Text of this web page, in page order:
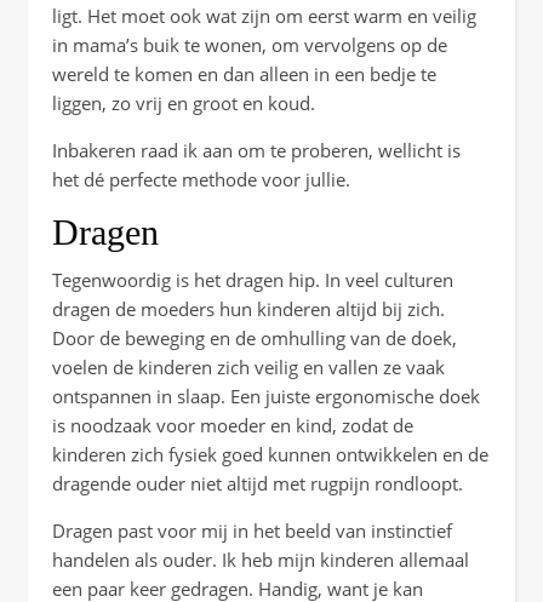
ligt. Het moet ook wat zijn om eerst warm en veilig
in mama’s buik te wonen, om vervolgens op de
wereld te komen en dan alleen in een bedje te
liggen, zo vrij en groot en koud.
Inbakeren raad ik aan om te proberen, wellicht is
het dé perfecte methode voor jullie.
Dragen
Tegenwoordig is het dragen hip. In veel culturen
dragen de moeders hun kinderen altijd bij zich.
Door de beweging en de omhulling van de doek,
voelen de kinderen zich veilig en vallen ze vaak
ontspannen in slaap. Een juiste ergonomische doek
is noodzaak voor moeder en kind, zodat de
kinderen zich fysiek goed kunnen ontwikkelen en de
dragende ouder niet altijd met rugpijn rondloopt.
Dragen past voor mij in het beeld van instinctief
handelen als ouder. Ik heb mijn kinderen allemaal
een paar keer gedragen. Handig, want je kan